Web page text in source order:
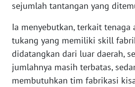
sejumlah tantangan yang
Ia menyebutkan, terkait tenaga
tukang yang memiliki skill
didatangkan dari luar daerah,
jumlahnya masih terbatas,
membutuhkan tim fabrikasi
SULBAR
WN
BABEL